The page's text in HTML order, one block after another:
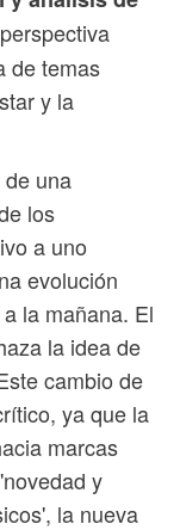
de temas
y la
una
los
a uno
evolución
la mañana. El
la idea de
cambio de
ya que la
marcas
y
la nueva